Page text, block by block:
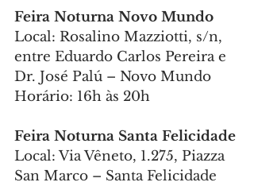
Feira Noturna Novo Mundo
Local: Rosalino Mazziotti, s/n,
entre Eduardo Carlos Pereira e
Dr. José Palú – Novo Mundo
Horário: 16h às 20h
Feira Noturna Santa Felicidade
Local: Via Vêneto, 1.275, Piazza
San Marco – Santa Felicidade